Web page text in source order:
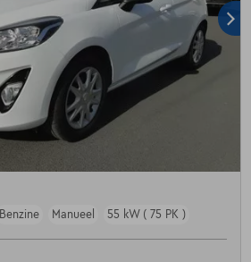
Benzine Manueel 55 kW ( 75 PK )